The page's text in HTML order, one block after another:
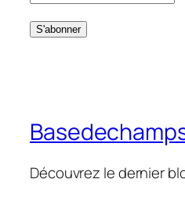
Découvrez le dernier